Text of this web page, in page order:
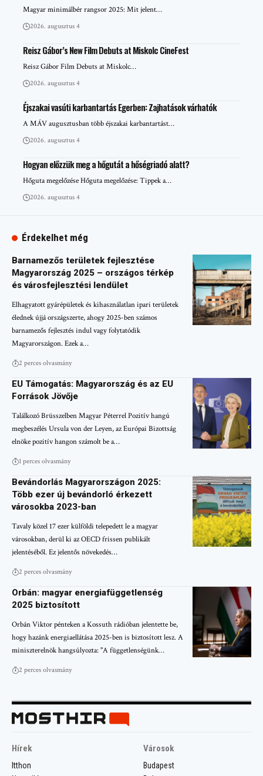
Magyar minimálbér rangsor 2025: Mit jelent…
2026. augusztus 4
Reisz Gábor’s New Film Debuts at Miskolc CineFest
Reisz Gábor Film Debuts at Miskolc…
2026. augusztus 4
Éjszakai vasúti karbantartás Egerben: Zajhatások várhatók
A MÁV augusztusban több éjszakai karbantartást…
2026. augusztus 4
Hogyan előzzük meg a hőgutát a hőségriadó alatt?
Hőguta megelőzése Hőguta megelőzése: Tippek a…
2026. augusztus 4
Érdekelhet még
Barnamezős területek fejlesztése
Magyarország 2025 – országos térkép
és városfejlesztési lendület
Elhagyatott gyárépületek és kihasználatlan ipari területek
élednek újjá országszerte, ahogy 2025-ben számos
barnamezős fejlesztés indul vagy folytatódik
Magyarországon. Ezek a…
2 perces olvasmány
EU Támogatás: Magyarország és az EU
Források Jövője
Találkozó Brüsszelben Magyar Péterrel Pozitív hangú
megbeszélés Ursula von der Leyen, az Európai Bizottság
elnöke pozitív hangon számolt be a…
1 perces olvasmány
Bevándorlás Magyarországon 2025:
Több ezer új bevándorló érkezett
városokba 2023-ban
Tavaly közel 17 ezer külföldi telepedett le a magyar
városokban, derül ki az OECD frissen publikált
jelentéséből. Ez jelentős növekedés…
2 perces olvasmány
Orbán: magyar energiafüggetlenség
2025 biztosított
Orbán Viktor pénteken a Kossuth rádióban jelentette be,
hogy hazánk energiaellátása 2025-ben is biztosított lesz. A
miniszterelnök hangsúlyozta: "A függetlenségünk…
2 perces olvasmány
Hírek
Itthon
Városok
Budapest